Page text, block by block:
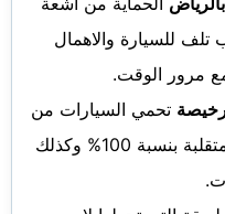
للسيارة والاهمال
مرور الوقت.
تحمي السيارات من
أي عوامل خارجية متغيرة ومتقلبة بنسبة 100% وكذلك